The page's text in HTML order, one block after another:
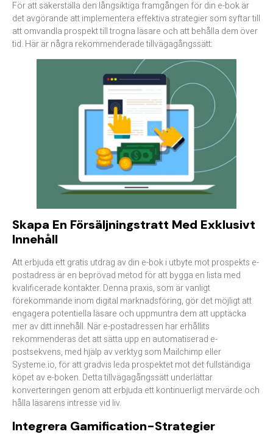
För att säkerställa den långsiktiga framgången för din e-bok är
det avgörande att implementera effektiva strategier som syftar till
att omvandla prospekt till trogna läsare och att behålla dem över
tid. Här är några rekommenderade tillvägagångssätt:​
Skapa En Försäljningstratt Med Exklusivt
Innehåll
Att erbjuda ett gratis utdrag av din e-bok i utbyte mot prospekts e-
postadress är en beprövad metod för att bygga en lista med
kvalificerade kontakter. Denna praxis, som är vanligt
förekommande inom digital marknadsföring, gör det möjligt att
engagera potentiella läsare och uppmuntra dem att upptäcka
mer av ditt innehåll. När e-postadressen har erhållits
rekommenderas det att sätta upp en automatiserad e-
postsekvens, med hjälp av verktyg som Mailchimp eller
Systeme.io, för att gradvis leda prospektet mot det fullständiga
köpet av e-boken. Detta tillvägagångssätt underlättar
konverteringen genom att erbjuda ett kontinuerligt mervärde och
hålla läsarens intresse vid liv.​
Integrera Gamification-Strategier